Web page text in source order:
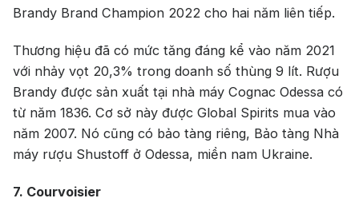
Brandy Brand Champion 2022 cho hai năm liên tiếp.
Thương hiệu đã có mức tăng đáng kể vào năm 2021
với nhảy vọt 20,3% trong doanh số thùng 9 lít. Rượu
Brandy được sản xuất tại nhà máy Cognac Odessa có
từ năm 1836. Cơ sở này được Global Spirits mua vào
năm 2007. Nó cũng có bảo tàng riêng, Bảo tàng Nhà
máy rượu Shustoff ở Odessa, miền nam Ukraine.
7. Courvoisier